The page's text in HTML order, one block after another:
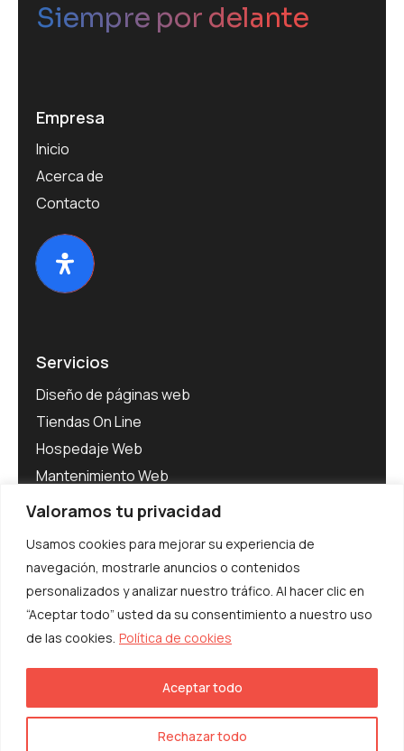
Valoramos tu privacidad
Usamos cookies para mejorar su experiencia de
navegación, mostrarle anuncios o contenidos
personalizados y analizar nuestro tráfico. Al hacer clic en
“Aceptar todo” usted da su consentimiento a nuestro uso
de las cookies. Política de cookies
Rechazar todo
Aceptar todo
Siempre por delante
Empresa
Inicio
Acerca de
Contacto
Servicios
Diseño de páginas web
Tiendas On Line
Hospedaje Web
Mantenimiento Web
Software para Empresas
© Interibérica 2025. Todos los derechos
reservados
Política de Privacidad Aviso Legal y LSSI-CE